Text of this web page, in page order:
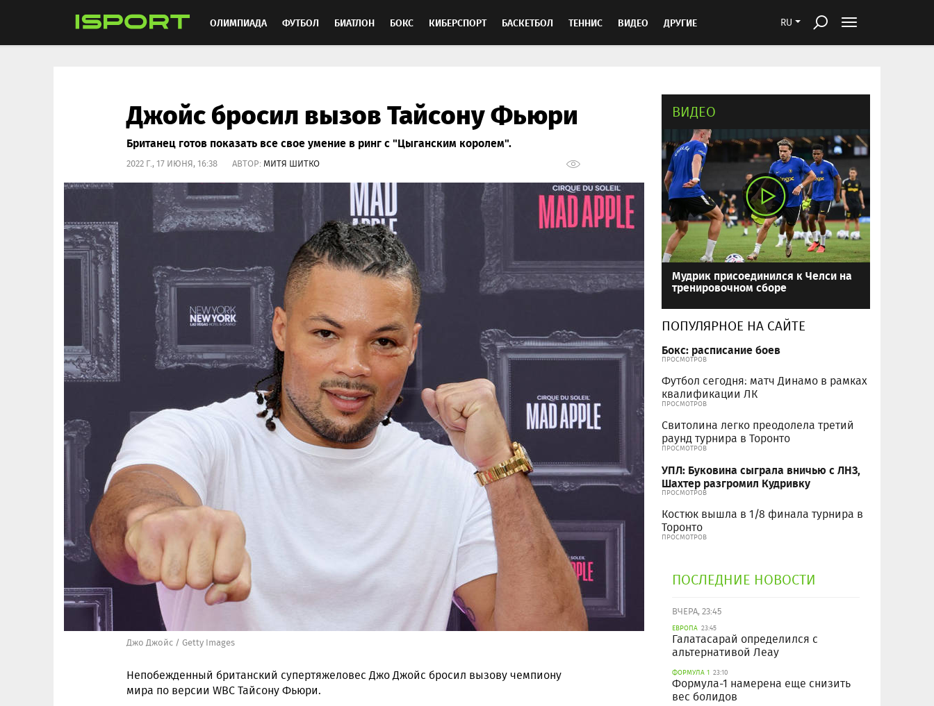
RU
ОЛИМПИАДА ФУТБОЛ БИАТЛОН БОКС КИБЕРСПОРТ БАСКЕТБОЛ ТЕННИС ВИДЕО ДРУГИЕ
Джойс бросил вызов Тайсону Фьюри
Британец готов показать все свое умение в ринг с "Цыганским королем".
2022 Г., 17 ИЮНЯ, 16:38 АВТОР: МИТЯ ШИТКО
Джо Джойс / Getty Images
Непобежденный британский супертяжеловес Джо Джойс бросил вызову чемпиону
мира по версии WBC Тайсону Фьюри.
ВИДЕО
Мудрик присоединился к Челси на
тренировочном сборе
ПОПУЛЯРНОЕ НА САЙТЕ
Бокс: расписание боев
ПРОСМОТРОВ
Футбол сегодня: матч Динамо в рамках
квалификации ЛК
ПРОСМОТРОВ
Свитолина легко преодолела третий
раунд турнира в Торонто
ПРОСМОТРОВ
УПЛ: Буковина сыграла вничью с ЛНЗ,
Шахтер разгромил Кудривку
ПРОСМОТРОВ
Костюк вышла в 1/8 финала турнира в
Торонто
ПРОСМОТРОВ
ПОСЛЕДНИЕ НОВОСТИ
ВЧЕРА, 23:45
ЕВРОПА 23:45
Галатасарай определился с
альтернативой Леау
ФОРМУЛА 1 23:10
Формула-1 намерена еще снизить
вес болидов